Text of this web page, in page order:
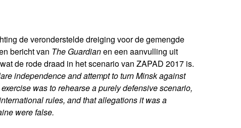
de veronderstelde dreiging voor de gemengde
bericht van The Guardianen een aanvulling uit
de rode draad in het scenario van ZAPAD 2017 is.
independence and attempt to turn Minsk against
was to rehearse a purely defensive scenario,
rules, and that allegations it was a
were false.